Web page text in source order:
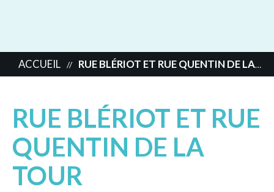
ACCUEIL // RUE BLÉRIOT ET RUE QUENTIN DE LA TOUR
RUE BLÉRIOT ET RUE
QUENTIN DE LA
TOUR